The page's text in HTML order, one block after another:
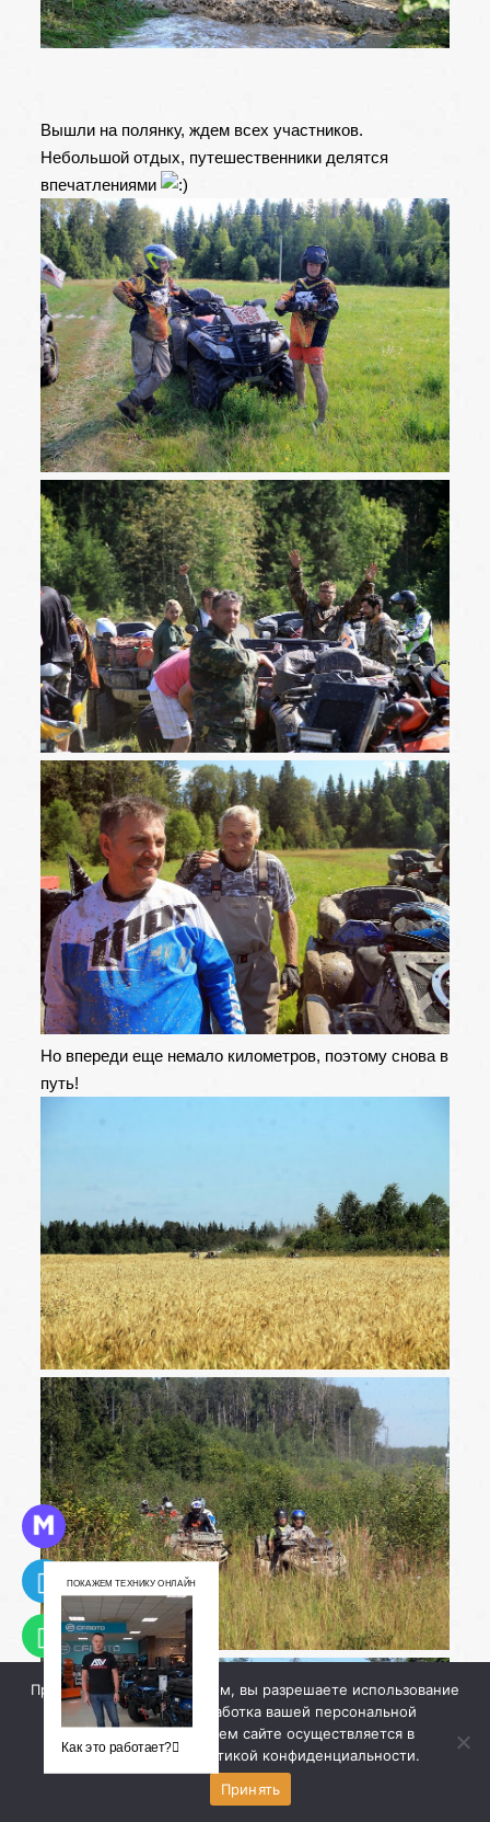
Вышли на полянку, ждем всех участников.
Небольшой отдых, путешественники делятся
впечатлениями
Но впереди еще немало километров, поэтому снова в
путь!
Продолжая работу с сайтом, вы разрешаете использование
cookie-файлов. Обработка вашей персональной
информации на нашем сайте осуществляется в
соответствии с
политикой конфиденциальности.
Принять
ПОКАЖЕМ ТЕХНИКУ ОНЛАЙН
Как это работает?